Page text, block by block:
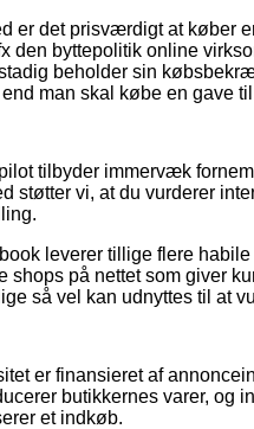
er det prisværdigt at køber
den byttepolitik online
beholder sin
end man skal købe en gave
tilbyder immervæk
støtter vi, at du vurderer
leverer tillige flere
shops på nettet som giver
så vel kan udnyttes til at
er finansieret af
butikkernes varer, og
et indkøb.